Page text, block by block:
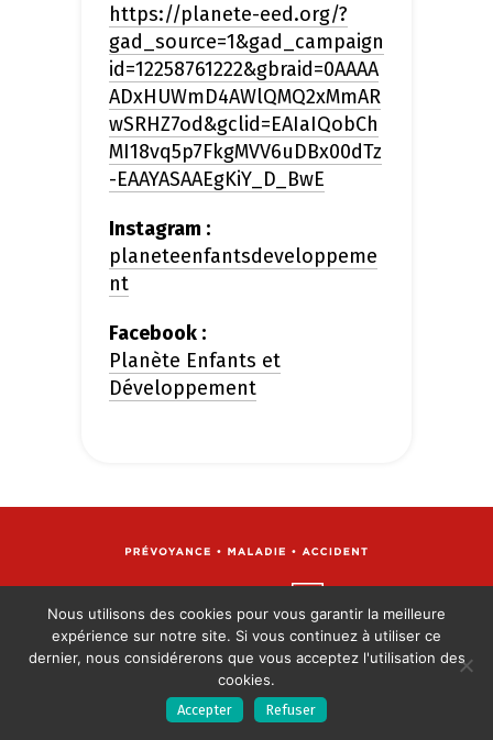
https://planete-eed.org/?
gad_source=1&gad_campaign
id=12258761222&gbraid=0AAAA
ADxHUWmD4AWlQMQ2xMmAR
wSRHZ7od&gclid=EAIaIQobCh
MI18vq5p7FkgMVV6uDBx00dTz
-EAAYASAAEgKiY_D_BwE
Instagram :
planeteenfantsdeveloppeme
nt
Facebook :
Planète Enfants et
Développement
Suivez-nous
Politique de
confidentialité
Nous utilisons des cookies pour vous garantir la meilleure
expérience sur notre site. Si vous continuez à utiliser ce
dernier, nous considérerons que vous acceptez l'utilisation des
cookies.
Accepter Refuser